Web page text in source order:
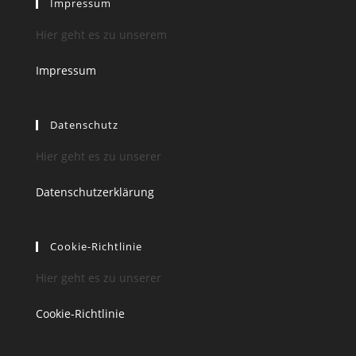
Impressum
Hier geht es zu unserem
Impressum
Datenschutz
Hier geht es zu unserer
Datenschutzerklärung
Cookie-Richtlinie
Hier geht es zu unserer
Cookie-Richtlinie